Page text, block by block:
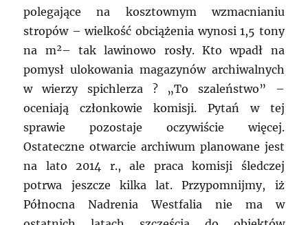
polegające na kosztownym wzmacnianiu
stropów – wielkość obciążenia wynosi 1,5 tony
na m²– tak lawinowo rosły. Kto wpadł na
pomysł ulokowania magazynów archiwalnych
w wierzy spichlerza ? „To szaleństwo” –
oceniają członkowie komisji. Pytań w tej
sprawie pozostaje oczywiście więcej.
Ostateczne otwarcie archiwum planowane jest
na lato 2014 r., ale praca komisji śledczej
potrwa jeszcze kilka lat. Przypomnijmy, iż
Północna Nadrenia Westfalia nie ma w